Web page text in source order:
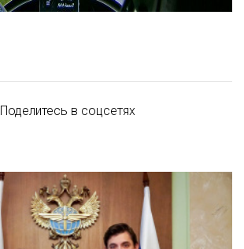
Поделитесь в соцсетях